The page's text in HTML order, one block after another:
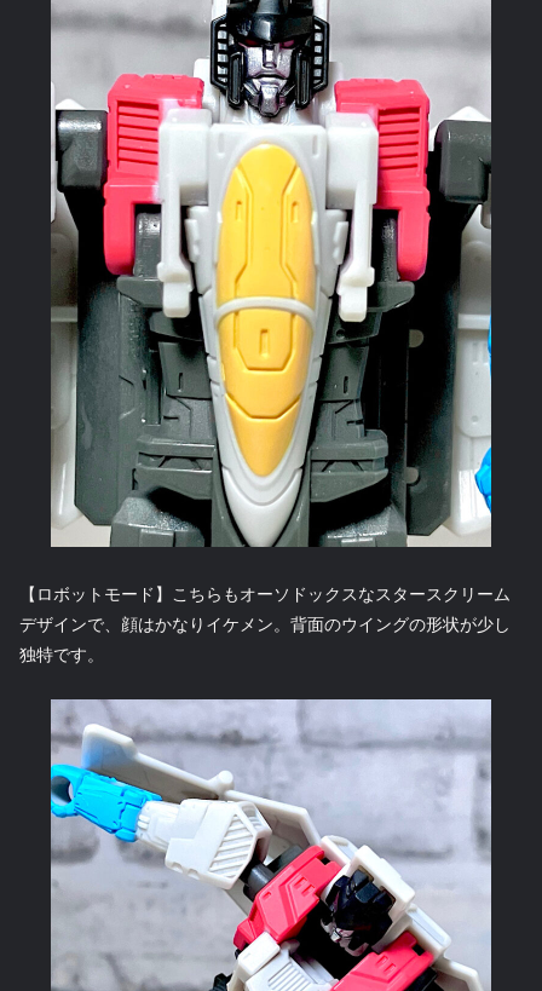
【ロボットモード】こちらもオーソドックスなスタースクリーム
デザインで、顔はかなりイケメン。背面のウイングの形状が少し
独特です。